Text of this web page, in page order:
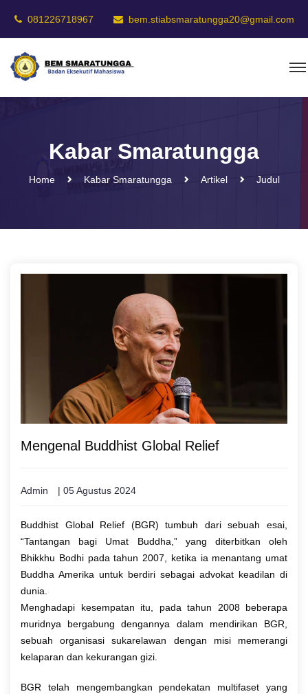
081226718967 bem.stiabsmaratungga20@gmail.com
Kabar Smaratungga
Home Kabar Smaratungga Artikel Judul
Mengenal Buddhist Global Relief
Admin | 05 Agustus 2024
Buddhist Global Relief (BGR) tumbuh dari sebuah esai,
“Tantangan bagi Umat Buddha,” yang diterbitkan oleh
Bhikkhu Bodhi pada tahun 2007, ketika ia menantang umat
Buddha Amerika untuk berdiri sebagai advokat keadilan di
dunia.
Menghadapi kesempatan itu, pada tahun 2008 beberapa
muridnya bergabung dengannya dalam mendirikan BGR,
sebuah organisasi sukarelawan dengan misi memerangi
kelaparan dan kekurangan gizi.
BGR telah mengembangkan pendekatan multifaset yang